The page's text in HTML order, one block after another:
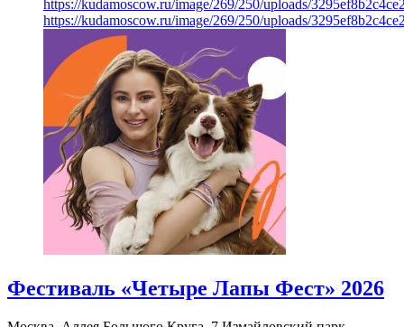
https://kudamoscow.ru/image/269/250/uploads/
https://kudamoscow.ru/image/269/250/uploads/
Фестиваль «Четыре Лапы Фест» 2026